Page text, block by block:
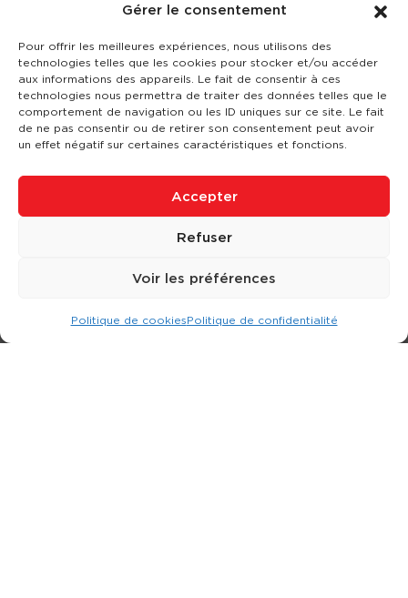
Gérer le consentement
Pour offrir les meilleures expériences, nous utilisons des
technologies telles que les cookies pour stocker et/ou accéder
aux informations des appareils. Le fait de consentir à ces
technologies nous permettra de traiter des données telles que le
comportement de navigation ou les ID uniques sur ce site. Le fait
de ne pas consentir ou de retirer son consentement peut avoir
un effet négatif sur certaines caractéristiques et fonctions.
Accepter
Refuser
Voir les préférences
Politique de cookiesPolitique de confidentialité